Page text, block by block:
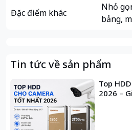
Đặc điểm khác
Nhỏ
bảng,
Tin tức về sản phẩm
Top
2026 –